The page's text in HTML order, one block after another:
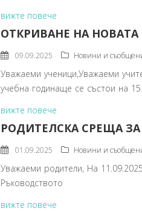
вижте повече
ОТКРИВАНЕ НА НОВАТА
09.09.2025 Новини и
Уважаеми ученици,Уважаеми
учебна годинаще се състои на
вижте повече
РОДИТЕЛСКА СРЕЩА
01.09.2025 Новини и
Уважаеми родители, На
Ръководството
вижте повече